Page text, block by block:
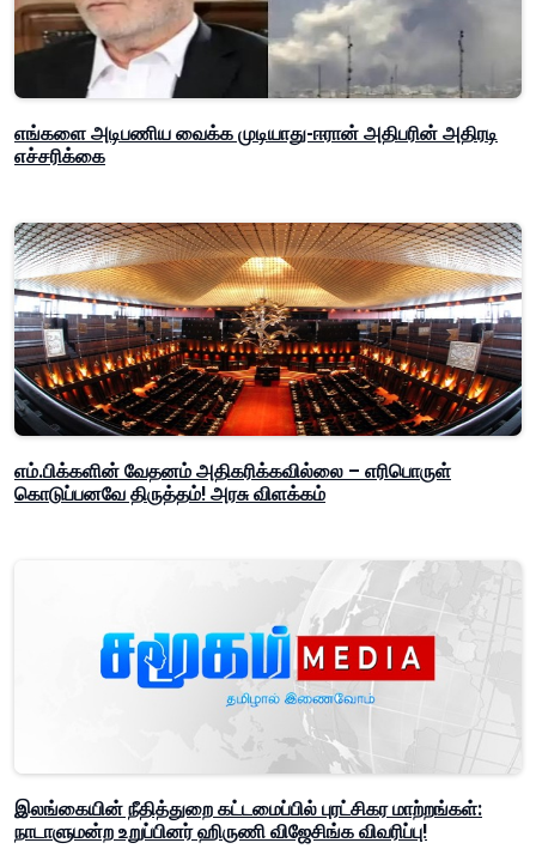
எங்களை அடிபணிய வைக்க முடியாது-ஈரான் அதிபரின் அதிரடி
எச்சரிக்கை
எம்.பிக்களின் வேதனம் அதிகரிக்கவில்லை – எரிபொருள்
கொடுப்பனவே திருத்தம்! அரசு விளக்கம்
இலங்கையின் நீதித்துறை கட்டமைப்பில் புரட்சிகர மாற்றங்கள்:
நாடாளுமன்ற உறுப்பினர் ஹிருணி விஜேசிங்க விவரிப்பு!